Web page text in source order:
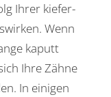
Ihrer kiefer­
Wenn
kaputt
Ihre Zähne
In einigen